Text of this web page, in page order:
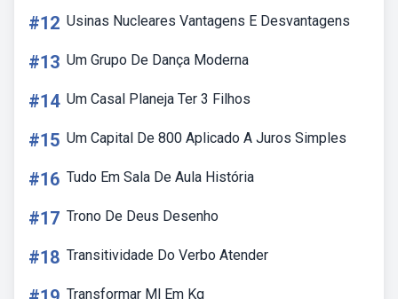
#12 Usinas Nucleares Vantagens E Desvantagens
#13 Um Grupo De Dança Moderna
#14 Um Casal Planeja Ter 3 Filhos
#15 Um Capital De 800 Aplicado A Juros Simples
#16 Tudo Em Sala De Aula História
#17 Trono De Deus Desenho
#18 Transitividade Do Verbo Atender
Transformar Ml Em Kg